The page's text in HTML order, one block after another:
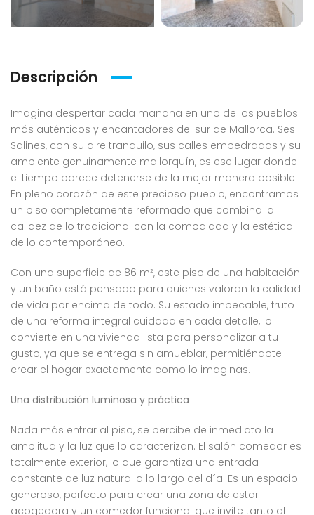
Descripción
Imagina despertar cada mañana en uno de los pueblos
más auténticos y encantadores del sur de Mallorca. Ses
Salines, con su aire tranquilo, sus calles empedradas y su
ambiente genuinamente mallorquín, es ese lugar donde
el tiempo parece detenerse de la mejor manera posible.
En pleno corazón de este precioso pueblo, encontramos
un piso completamente reformado que combina la
calidez de lo tradicional con la comodidad y la estética
de lo contemporáneo.
Con una superficie de 86 m², este piso de una habitación
y un baño está pensado para quienes valoran la calidad
de vida por encima de todo. Su estado impecable, fruto
de una reforma integral cuidada en cada detalle, lo
convierte en una vivienda lista para personalizar a tu
gusto, ya que se entrega sin amueblar, permitiéndote
crear el hogar exactamente como lo imaginas.
Una distribución luminosa y práctica
Nada más entrar al piso, se percibe de inmediato la
amplitud y la luz que lo caracterizan. El salón comedor es
totalmente exterior, lo que garantiza una entrada
constante de luz natural a lo largo del día. Es un espacio
generoso, perfecto para crear una zona de estar
acogedora y un comedor funcional que invite tanto al